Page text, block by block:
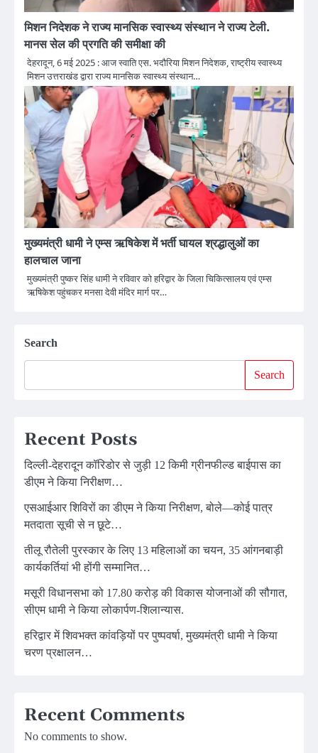
मिशन निदेशक ने राज्य मानसिक स्वास्थ्य संस्थान ने राज्य टेली.
मानस सेल की प्रगति की समीक्षा की
देहरादून, 6 मई 2025 : आज स्वाति एस. भदौरिया मिशन निदेशक, राष्ट्रीय स्वास्थ्य
मिशन उत्तराखंड द्वारा राज्य मानसिक स्वास्थ्य संस्थान…
मुख्यमंत्री धामी ने एम्स ऋषिकेश में भर्ती घायल श्रद्धालुओं का
हालचाल जाना
मुख्यमंत्री पुष्कर सिंह धामी ने रविवार को हरिद्वार के जिला चिकित्सालय एवं एम्स
ऋषिकेश पहुंचकर मनसा देवी मंदिर मार्ग पर…
Search
Search
Recent Posts
दिल्ली-देहरादून कॉरिडोर से जुड़ी 12 किमी ग्रीनफील्ड बाईपास का
डीएम ने किया निरीक्षण…
एसआईआर शिविरों का डीएम ने किया निरीक्षण, बोले—कोई पात्र
मतदाता सूची से न छूटे…
तीलू रौतेली पुरस्कार के लिए 13 महिलाओं का चयन, 35 आंगनबाड़ी
कार्यकर्तियां भी होंगी सम्मानित…
मसूरी विधानसभा को 17.80 करोड़ की विकास योजनाओं की सौगात,
सीएम धामी ने किया लोकार्पण-शिलान्यास.
हरिद्वार में शिवभक्त कांवड़ियों पर पुष्पवर्षा, मुख्यमंत्री धामी ने किया
चरण प्रक्षालन…
Recent Comments
No comments to show.